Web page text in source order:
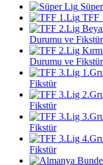
TFF
Durumu ve Fikstür
Durumu ve Fikstür
Fikstür
Fikstür
Fikstür
Fikstür